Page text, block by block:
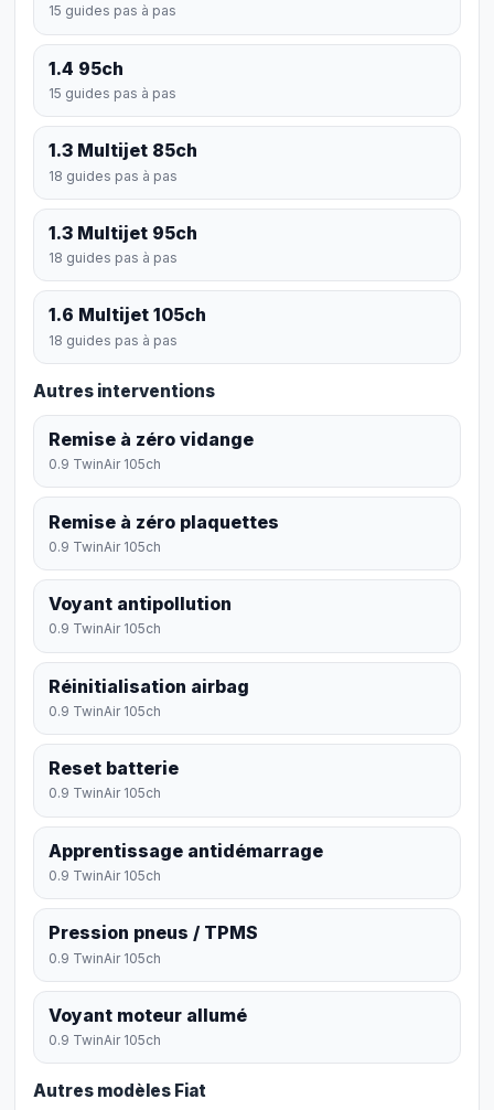
15 guides pas à pas
1.4 95ch
15 guides pas à pas
1.3 Multijet 85ch
18 guides pas à pas
1.3 Multijet 95ch
18 guides pas à pas
1.6 Multijet 105ch
18 guides pas à pas
Autres interventions
Remise à zéro vidange
0.9 TwinAir 105ch
Remise à zéro plaquettes
0.9 TwinAir 105ch
Voyant antipollution
0.9 TwinAir 105ch
Réinitialisation airbag
0.9 TwinAir 105ch
Reset batterie
0.9 TwinAir 105ch
Apprentissage antidémarrage
0.9 TwinAir 105ch
Pression pneus / TPMS
0.9 TwinAir 105ch
Voyant moteur allumé
0.9 TwinAir 105ch
Autres modèles Fiat